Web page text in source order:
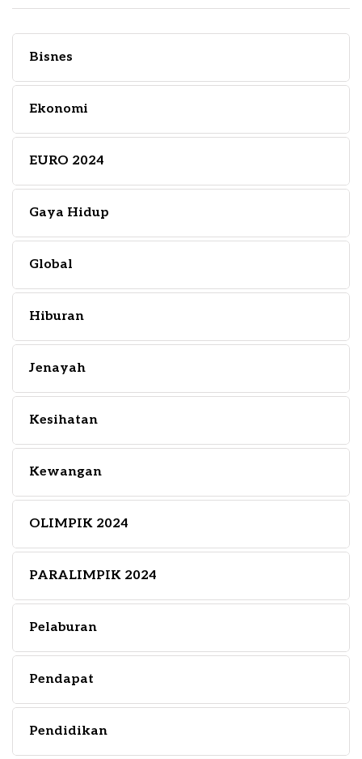
Bisnes
Ekonomi
EURO 2024
Gaya Hidup
Global
Hiburan
Jenayah
Kesihatan
Kewangan
OLIMPIK 2024
PARALIMPIK 2024
Pelaburan
Pendapat
Pendidikan